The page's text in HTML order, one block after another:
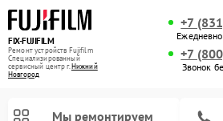
FIX-FUJIFILM
Ремонт устройств Fujifilm
Специализированный
cервисный центр г.Нижний
Новгород
+7
+7
Звонок
Мы ремонтируем